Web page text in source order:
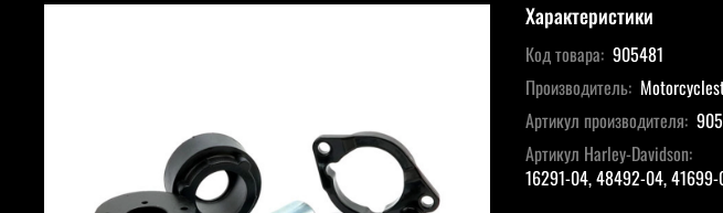
Характеристики
Код товара: 905481
Производитель:
Артикул производителя:
Артикул Harley-Davidson:
16291-04, 48492-04,